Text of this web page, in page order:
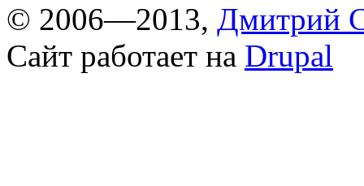
© 2006—2013, Дмитрий
Сайт работает на Drupal